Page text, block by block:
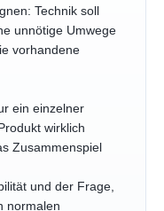
Technik soll
unnötige Umwege
vorhandene
ein einzelner
wirklich
Zusammenspiel
und der Frage,
normalen